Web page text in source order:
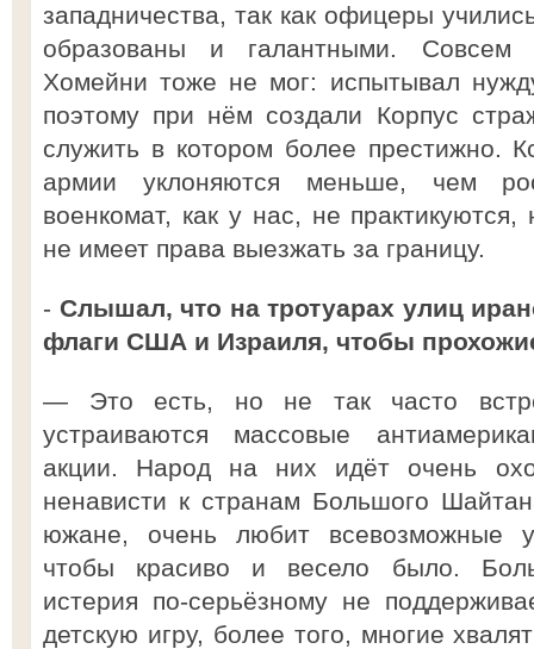
западничества, так как офицеры
образованы и галантными. Совсем
Хомейни тоже не мог: испытывал
поэтому при нём создали Корпус
служить в котором более престижно.
армии уклоняются меньше, чем
военкомат, как у нас, не
не имеет права выезжать за границу.
- Слышал, что на тротуарах улиц
флаги США и Израиля, чтобы
— Это есть, но не так часто
устраиваются массовые
акции. Народ на них идёт очень
ненависти к странам Большого
южане, очень любит всевозможные
чтобы красиво и весело было.
истерия по-серьёзному не
детскую игру, более того, многие